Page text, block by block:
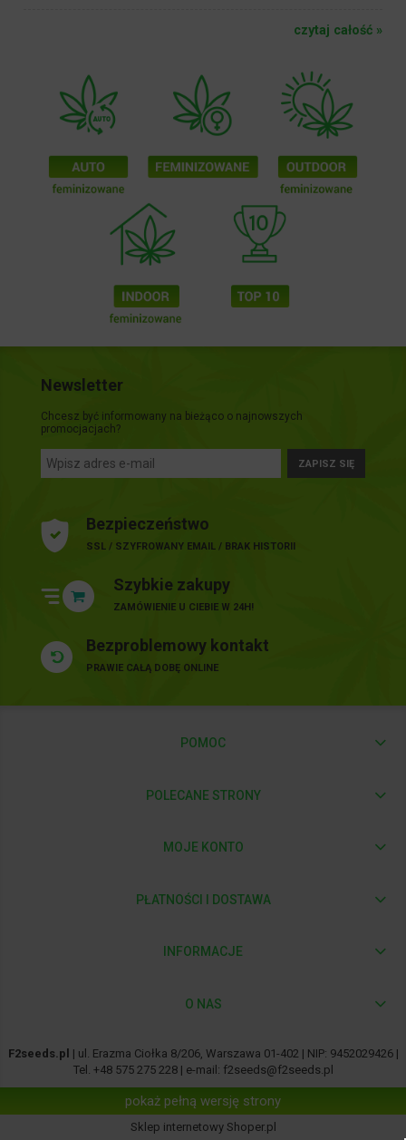
czytaj całość »
Newsletter
Chcesz być informowany na bieżąco o najnowszych
promocjacjach?
ZAPISZ SIĘ
Bezpieczeństwo
SSL / SZYFROWANY EMAIL / BRAK HISTORII
Szybkie zakupy
ZAMÓWIENIE U CIEBIE W 24H!
Bezproblemowy kontakt
PRAWIE CAŁĄ DOBĘ ONLINE
POMOC
POLECANE STRONY
MOJE KONTO
PŁATNOŚCI I DOSTAWA
INFORMACJE
O NAS
F2seeds.pl | ul. Erazma Ciołka 8/206, Warszawa 01-402 | NIP: 9452029426 |
Tel. +48 575 275 228| e-mail: f2seeds@f2seeds.pl
pokaż pełną wersję strony
Sklep internetowy Shoper.pl